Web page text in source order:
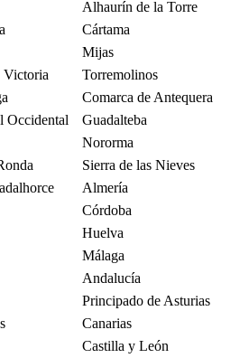
Alhaurín de la Torre
Cártama
Mijas
Victoria
Torremolinos
Comarca de Antequera
Occidental
Guadalteba
Nororma
Sierra de las Nieves
Almería
Córdoba
Huelva
Málaga
Andalucía
Principado de Asturias
Canarias
Castilla y León